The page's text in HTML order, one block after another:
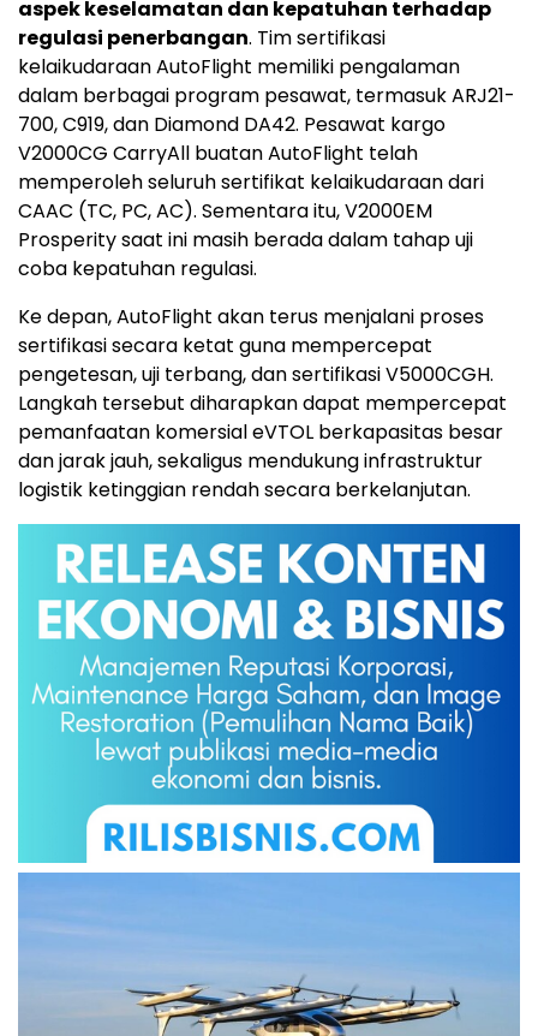
aspek keselamatan dan kepatuhan terhadap
regulasi penerbangan. Tim sertifikasi
kelaikudaraan AutoFlight memiliki pengalaman
dalam berbagai program pesawat, termasuk ARJ21-
700, C919, dan Diamond DA42. Pesawat kargo
V2000CG CarryAll buatan AutoFlight telah
memperoleh seluruh sertifikat kelaikudaraan dari
CAAC (TC, PC, AC). Sementara itu, V2000EM
Prosperity saat ini masih berada dalam tahap uji
coba kepatuhan regulasi.
Ke depan, AutoFlight akan terus menjalani proses
sertifikasi secara ketat guna mempercepat
pengetesan, uji terbang, dan sertifikasi V5000CGH.
Langkah tersebut diharapkan dapat mempercepat
pemanfaatan komersial eVTOL berkapasitas besar
dan jarak jauh, sekaligus mendukung infrastruktur
logistik ketinggian rendah secara berkelanjutan.